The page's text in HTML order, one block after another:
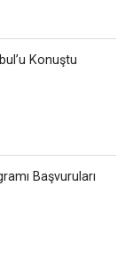
Konuştu
Başvuruları